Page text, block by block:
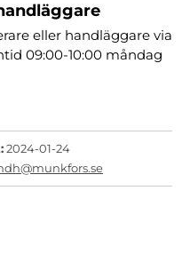
eller handläggare via
09:00-10:00 måndag
2024-01-24